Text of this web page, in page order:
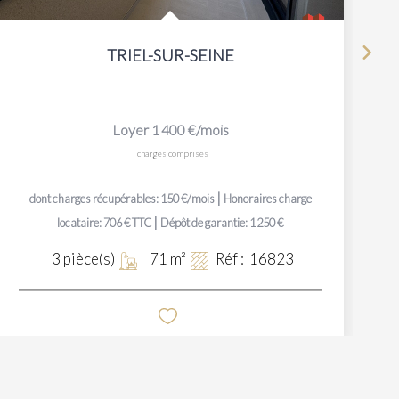
TRIEL-SUR-SEINE
Loyer 1 400 €/mois
charges comprises
dont charges récupérables: 150 €/mois | Honoraires charge
locataire: 706 € TTC | Dépôt de garantie: 1 250 €
3 pièce(s) 71 m² Réf : 16823